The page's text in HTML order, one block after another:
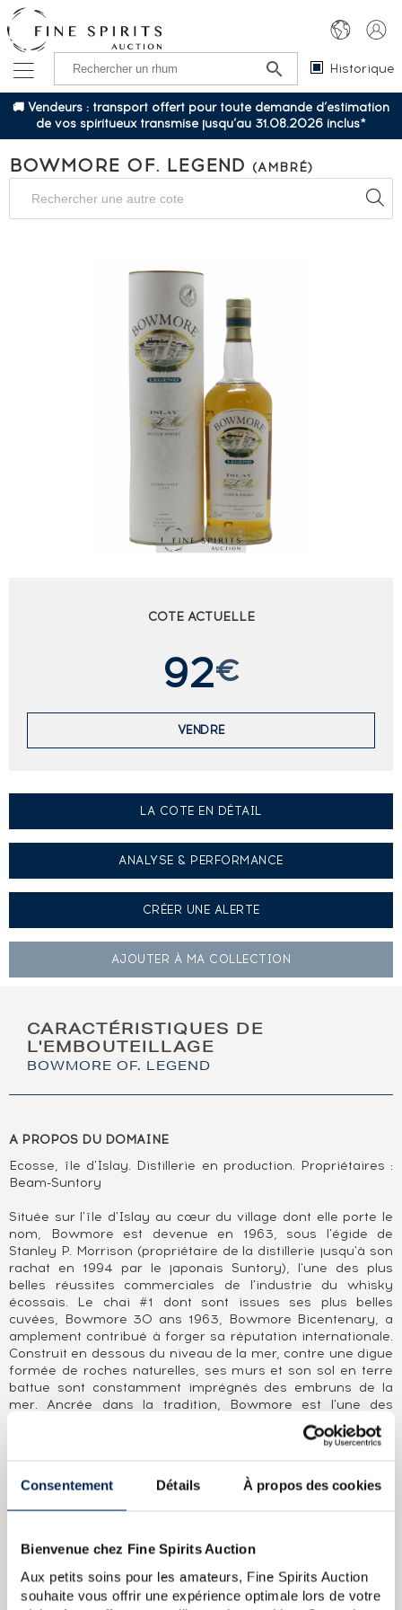
Consentement Détails À propos des cookies
Bienvenue chez Fine Spirits Auction
Aux petits soins pour les amateurs, Fine Spirits Auction
souhaite vous offrir une expérience optimale lors de votre
Historique
🚚 Vendeurs : transport offert pour toute demande d’estimation
de vos spiritueux transmise jusqu’au 31.08.2026 inclus*
BOWMORE OF. LEGEND (AMBRÉ)
COTE ACTUELLE
92€
VENDRE
LA COTE EN DÉTAIL
ANALYSE & PERFORMANCE
CRÉER UNE ALERTE
AJOUTER À MA COLLECTION
CARACTÉRISTIQUES DE
L'EMBOUTEILLAGE
BOWMORE OF. LEGEND
A PROPOS DU DOMAINE
Ecosse, île d'Islay. Distillerie en production. Propriétaires :
Beam-Suntory
Située sur l'île d'Islay au cœur du village dont elle porte le
nom, Bowmore est devenue en 1963, sous l'égide de
Stanley P. Morrison (propriétaire de la distillerie jusqu'à son
rachat en 1994 par le japonais Suntory), l'une des plus
belles réussites commerciales de l'industrie du whisky
écossais. Le chai #1 dont sont issues ses plus belles
cuvées, Bowmore 30 ans 1963, Bowmore Bicentenary, a
amplement contribué à forger sa réputation internationale.
Construit en dessous du niveau de la mer, contre une digue
formée de roches naturelles, ses murs et son sol en terre
battue sont constamment imprégnés des embruns de la
mer. Ancrée dans la tradition, Bowmore est l'une des
dernières distilleries à effectuer en son sein une part du
maltage de l'orge nécessaire à la production de son whisky.
1964) ou en ex-fûts de sherry (Black Bowmore 1964), son
distillat aux notes de réglisse, de tourbe et d'eucalyptus
parvient toujours à faire ressurgir cette pointe de fruits
A PROPOS DE LA CUVÉE
Bowmore élevé huit ans en fût de bourbon. Bowmore